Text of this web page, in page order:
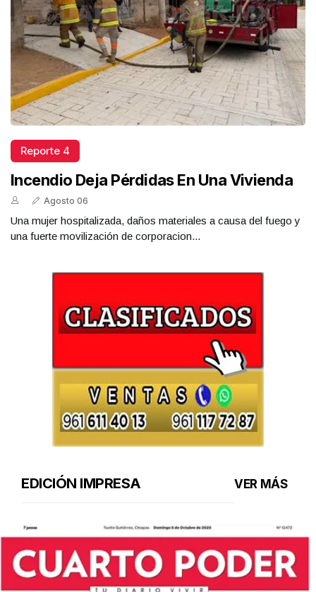
Reporte 4
Incendio Deja Pérdidas En Una Vivienda
Agosto 06
Una mujer hospitalizada, daños materiales a causa del fuego y
una fuerte movilización de corporacion...
EDICIÓN IMPRESA VER MÁS